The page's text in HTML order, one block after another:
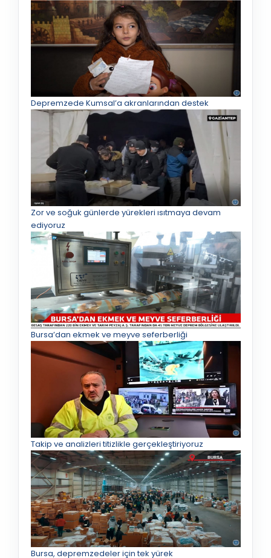
Depremzede Kumsal’a akranlarından destek
Zor ve soğuk günlerde yürekleri ısıtmaya devam
ediyoruz
Bursa’dan ekmek ve meyve seferberliği
Takip ve analizleri titizlikle gerçekleştiriyoruz
Bursa, depremzedeler için tek yürek